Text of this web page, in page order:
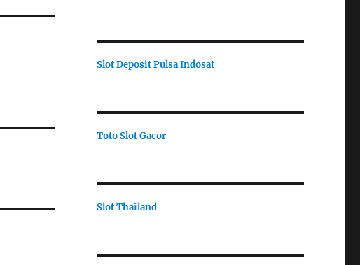
Slot Deposit Pulsa Indosat
Toto Slot Gacor
Slot Thailand